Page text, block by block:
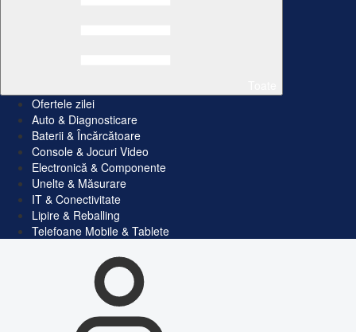
Ofertele zilei
Auto & Diagnosticare
Baterii & Încărcătoare
Console & Jocuri Video
Electronică & Componente
Unelte & Măsurare
IT & Conectivitate
Lipire & Reballing
Telefoane Mobile & Tablete